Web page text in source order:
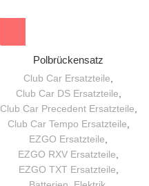
Polbrückensatz
Club Car Ersatzteile
Club Car DS Ersatzteile
Club Car Precedent Ersatzteile
Club Car Tempo Ersatzteile
EZGO Ersatzteile
EZGO RXV Ersatzteile
EZGO TXT Ersatzteile